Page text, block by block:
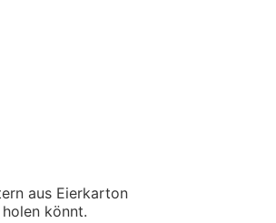
aus Eierkarton
könnt.